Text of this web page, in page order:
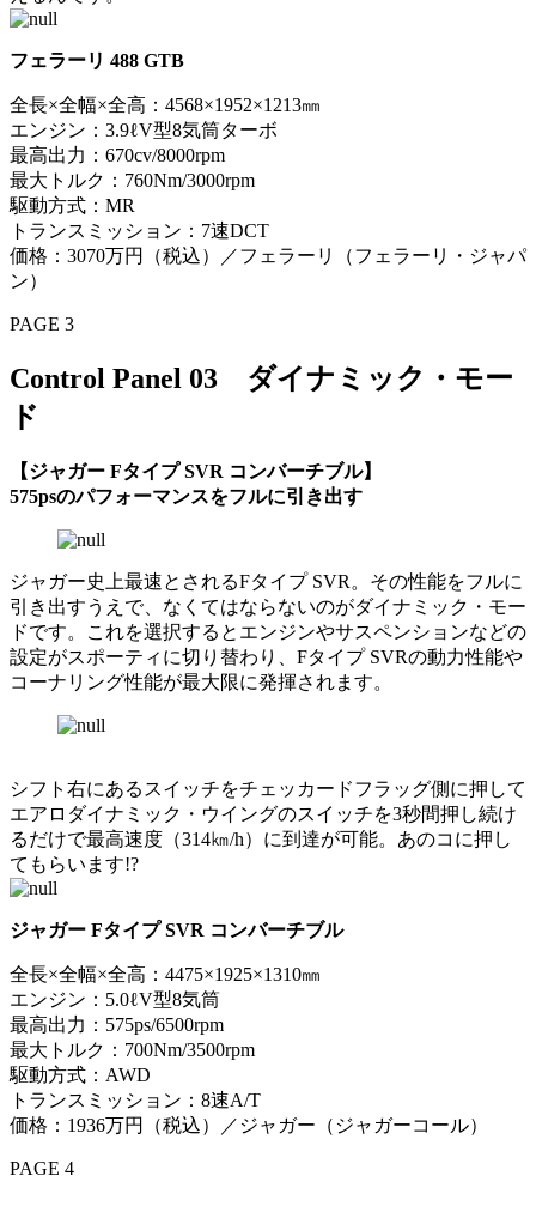
フェラーリ 488 GTB
全長×全幅×全高：4568×1952×1213㎜
エンジン：3.9ℓV型8気筒ターボ
最高出力：670cv/8000rpm
最大トルク：760Nm/3000rpm
駆動方式：MR
トランスミッション：7速DCT
価格：3070万円（税込）／フェラーリ（フェラーリ・ジャパ
ン）
PAGE 3
Control Panel 03 ダイナミック・モー
ド
【ジャガー Fタイプ SVR コンバーチブル】
575psのパフォーマンスをフルに引き出す
ジャガー史上最速とされるFタイプ SVR。その性能をフルに
引き出すうえで、なくてはならないのがダイナミック・モー
ドです。これを選択するとエンジンやサスペンションなどの
設定がスポーティに切り替わり、Fタイプ SVRの動力性能や
コーナリング性能が最大限に発揮されます。
シフト右にあるスイッチをチェッカードフラッグ側に押して
エアロダイナミック・ウイングのスイッチを3秒間押し続け
るだけで最高速度（314㎞/h）に到達が可能。あのコに押し
てもらいます!?
ジャガー Fタイプ SVR コンバーチブル
全長×全幅×全高：4475×1925×1310㎜
エンジン：5.0ℓV型8気筒
最高出力：575ps/6500rpm
最大トルク：700Nm/3500rpm
駆動方式：AWD
トランスミッション：8速A/T
価格：1936万円（税込）／ジャガー（ジャガーコール）
PAGE 4